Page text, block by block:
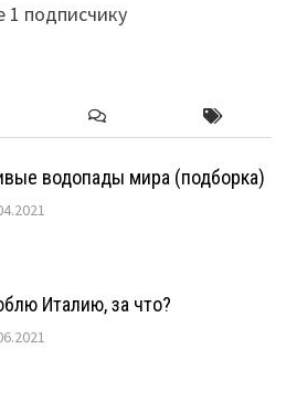
1 подписчику
водопады мира (подборка)
Италию, за что?